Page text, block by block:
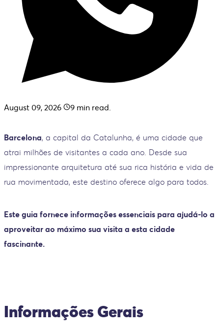
August 09, 2026 9 min read.
Barcelona, a capital da Catalunha, é uma cidade que
atrai milhões de visitantes a cada ano. Desde sua
impressionante arquitetura até sua rica história e vida de
rua movimentada, este destino oferece algo para todos.
Este guia fornece informações essenciais para ajudá-lo a
aproveitar ao máximo sua visita a esta cidade
fascinante.
Informações Gerais